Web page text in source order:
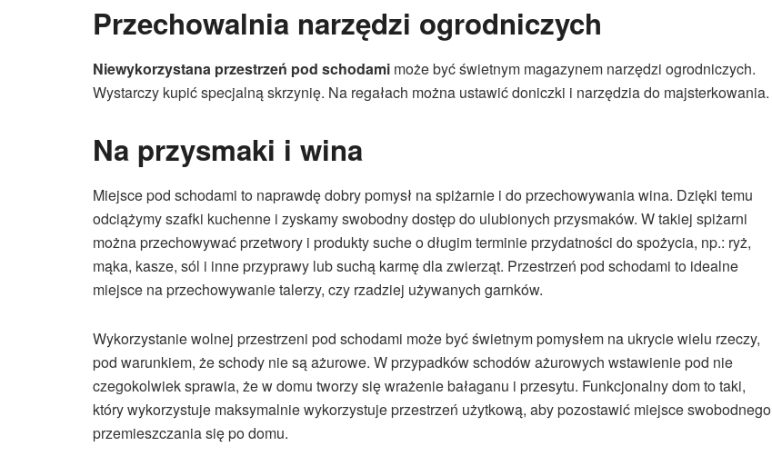
Przechowalnia narzędzi ogrodniczych
Niewykorzystana przestrzeń pod schodami może być świetnym magazynem narzędzi ogrodniczych.
Wystarczy kupić specjalną skrzynię. Na regałach można ustawić doniczki i narzędzia do majsterkowania.
Na przysmaki i wina
Miejsce pod schodami to naprawdę dobry pomysł na spiżarnie i do przechowywania wina. Dzięki temu
odciążymy szafki kuchenne i zyskamy swobodny dostęp do ulubionych przysmaków. W takiej spiżarni
można przechowywać przetwory i produkty suche o długim terminie przydatności do spożycia, np.: ryż,
mąka, kasze, sól i inne przyprawy lub suchą karmę dla zwierząt. Przestrzeń pod schodami to idealne
miejsce na przechowywanie talerzy, czy rzadziej używanych garnków.
Wykorzystanie wolnej przestrzeni pod schodami może być świetnym pomysłem na ukrycie wielu rzeczy,
pod warunkiem, że schody nie są ażurowe. W przypadków schodów ażurowych wstawienie pod nie
czegokolwiek sprawia, że w domu tworzy się wrażenie bałaganu i przesytu. Funkcjonalny dom to taki,
który wykorzystuje maksymalnie wykorzystuje przestrzeń użytkową, aby pozostawić miejsce swobodnego
przemieszczania się po domu.